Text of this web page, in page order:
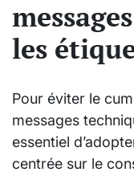
les
Pour éviter le
messages
essentiel
centrée sur le